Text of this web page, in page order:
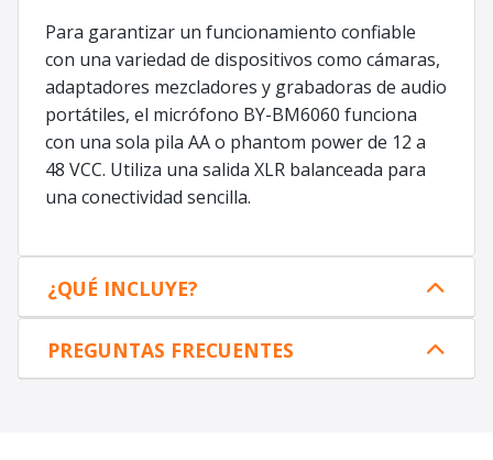
Para garantizar un funcionamiento confiable
con una variedad de dispositivos como cámaras,
adaptadores mezcladores y grabadoras de audio
portátiles, el micrófono BY-BM6060 funciona
con una sola pila AA o phantom power de 12 a
48 VCC. Utiliza una salida XLR balanceada para
una conectividad sencilla.
¿QUÉ INCLUYE?
PREGUNTAS FRECUENTES